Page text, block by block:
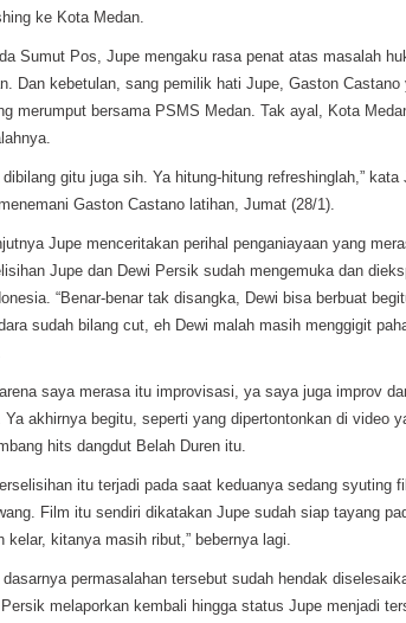
ke Kota Medan.
Sumut Pos, Jupe mengaku rasa penat atas masalah
Dan kebetulan, sang pemilik hati Jupe, Gaston
merumput bersama PSMS Medan. Tak ayal, Kota
dibilang gitu juga sih. Ya hitung-hitung refreshinglah,”
Gaston Castano latihan, Jumat (28/1).
Jupe menceritakan perihal penganiayaan yang
Jupe dan Dewi Persik sudah mengemuka dan
“Benar-benar tak disangka, Dewi bisa berbuat
sudah bilang cut, eh Dewi malah masih menggigit
saya merasa itu improvisasi, ya saya juga improv
Ya akhirnya begitu, seperti yang dipertontonkan di video
hits dangdut Belah Duren itu.
itu terjadi pada saat keduanya sedang syuting
Film itu sendiri dikatakan Jupe sudah siap tayang
kelar, kitanya masih ribut,” bebernya lagi.
dasarnya permasalahan tersebut sudah hendak
Persik melaporkan kembali hingga status Jupe menjadi